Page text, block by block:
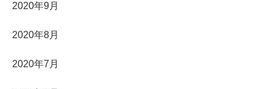
2020年9月
2020年8月
2020年7月